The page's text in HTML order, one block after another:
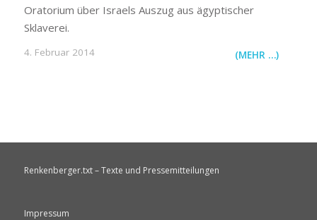
Oratorium über Israels Auszug aus ägyptischer
Sklaverei.
(MEHR …)
4. Februar 2014
Renkenberger.txt – Texte und Pressemitteilungen
Impressum